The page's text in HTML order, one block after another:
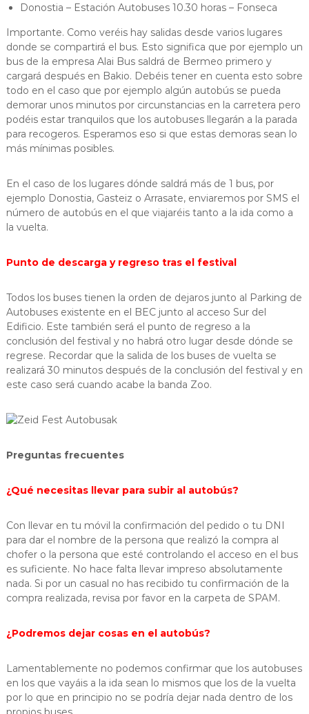
Donostia – Estación Autobuses 10.30 horas – Fonseca
Importante. Como veréis hay salidas desde varios lugares
donde se compartirá el bus. Esto significa que por ejemplo un
bus de la empresa Alai Bus saldrá de Bermeo primero y
cargará después en Bakio. Debéis tener en cuenta esto sobre
todo en el caso que por ejemplo algún autobús se pueda
demorar unos minutos por circunstancias en la carretera pero
podéis estar tranquilos que los autobuses llegarán a la parada
para recogeros. Esperamos eso si que estas demoras sean lo
más mínimas posibles.
En el caso de los lugares dónde saldrá más de 1 bus, por
ejemplo Donostia, Gasteiz o Arrasate, enviaremos por SMS el
número de autobús en el que viajaréis tanto a la ida como a
la vuelta.
Punto de descarga y regreso tras el festival
Todos los buses tienen la orden de dejaros junto al Parking de
Autobuses existente en el BEC junto al acceso Sur del
Edificio. Este también será el punto de regreso a la
conclusión del festival y no habrá otro lugar desde dónde se
regrese. Recordar que la salida de los buses de vuelta se
realizará 30 minutos después de la conclusión del festival y en
este caso será cuando acabe la banda Zoo.
Preguntas frecuentes
¿Qué necesitas llevar para subir al autobús?
Con llevar en tu móvil la confirmación del pedido o tu DNI
para dar el nombre de la persona que realizó la compra al
chofer o la persona que esté controlando el acceso en el bus
es suficiente. No hace falta llevar impreso absolutamente
nada. Si por un casual no has recibido tu confirmación de la
compra realizada, revisa por favor en la carpeta de SPAM.
¿Podremos dejar cosas en el autobús?
Lamentablemente no podemos confirmar que los autobuses
en los que vayáis a la ida sean lo mismos que los de la vuelta
por lo que en principio no se podría dejar nada dentro de los